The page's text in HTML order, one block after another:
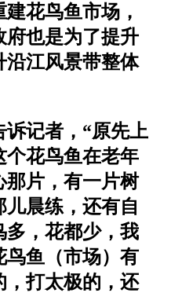
花鸟鱼市场，
府也是为了提升
沿江风景带整体
记者，“原先上
个花鸟鱼在老年
那片，有一片树
晨练，还有自
多，花都少，我
鸟鱼（市场）有
，打太极的，还